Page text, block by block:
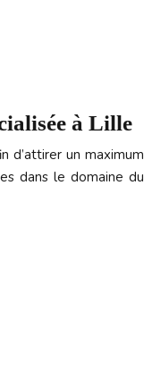
à Lille
d’attirer un maximum
dans le domaine du